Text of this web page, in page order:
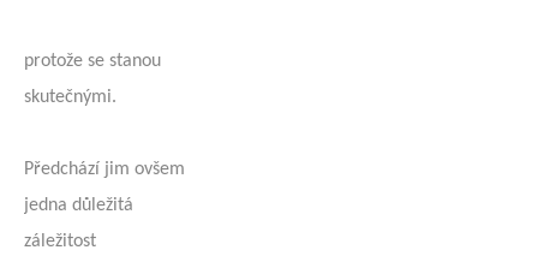
protože se stanou
skutečnými.
Předchází jim ovšem
jedna důležitá
záležitost